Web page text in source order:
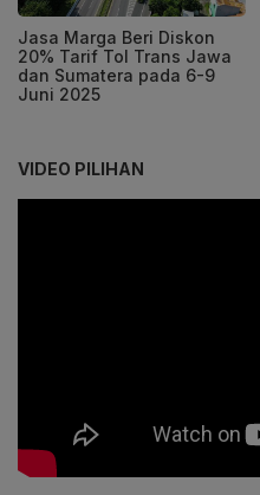
Jasa Marga Beri Diskon
20% Tarif Tol Trans Jawa
dan Sumatera pada 6-9
Juni 2025
VIDEO PILIHAN